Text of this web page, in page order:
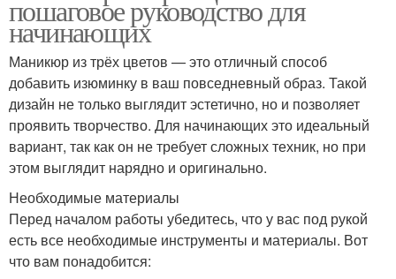
пошаговое руководство для
начинающих
Маникюр из трёх цветов — это отличный способ
добавить изюминку в ваш повседневный образ. Такой
дизайн не только выглядит эстетично, но и позволяет
проявить творчество. Для начинающих это идеальный
вариант, так как он не требует сложных техник, но при
этом выглядит нарядно и оригинально.
Необходимые материалы
Перед началом работы убедитесь, что у вас под рукой
есть все необходимые инструменты и материалы. Вот
что вам понадобится: